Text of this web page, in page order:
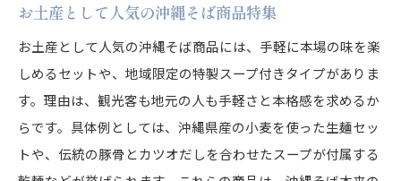
お土産として人気の沖縄そば商品特集
お土産として人気の沖縄そば商品には、手軽に本場の味を楽
しめるセットや、地域限定の特製スープ付きタイプがありま
す。理由は、観光客も地元の人も手軽さと本格感を求めるか
らです。具体例としては、沖縄県産の小麦を使った生麺セッ
トや、伝統の豚骨とカツオだしを合わせたスープが付属する